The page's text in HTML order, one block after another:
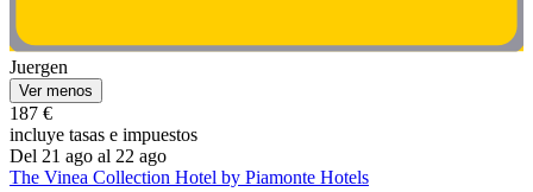
Juergen
Ver menos
187 €
incluye tasas e impuestos
Del 21 ago al 22 ago
The Vinea Collection Hotel by Piamonte Hotels